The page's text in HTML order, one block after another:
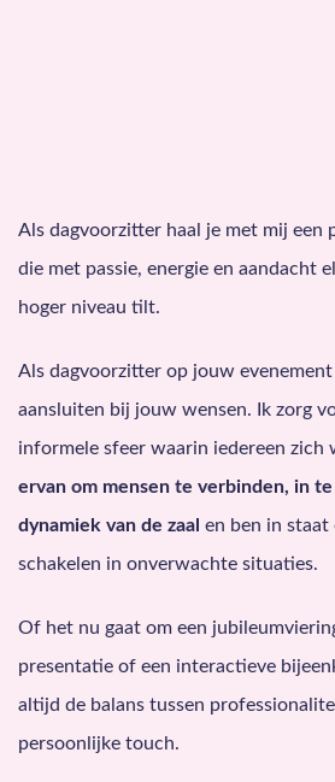
Als dagvoorzitter haal je met mij een
die met passie, energie en aandacht
hoger niveau tilt.
Als dagvoorzitter op jouw
aansluiten bij jouw wensen. Ik zorg
informele sfeer waarin iedereen zich
ervan om mensen te verbinden, in
dynamiek van de zaal en ben in
schakelen in onverwachte situaties.
Of het nu gaat om een
presentatie of een interactieve
altijd de balans tussen
persoonlijke touch.